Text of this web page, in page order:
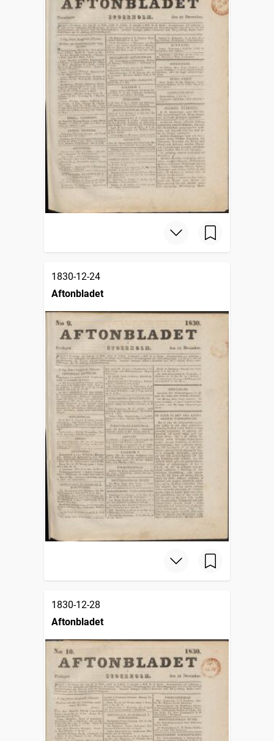
1830-12-24
Aftonbladet
1830-12-28
Aftonbladet